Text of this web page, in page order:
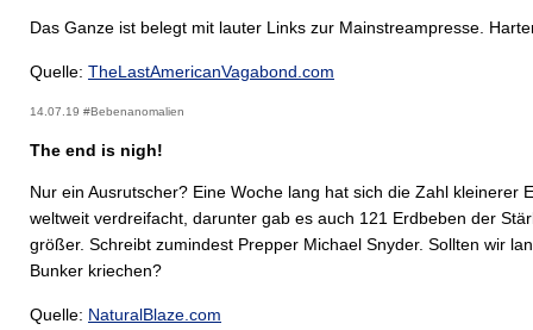
Das Ganze ist belegt mit lauter Links zur Mainstreampresse.
Quelle: TheLastAmericanVagabond.com
14.07.19 #Bebenanomalien
The end is nigh!
Nur ein Ausrutscher? Eine Woche lang hat sich die Zahl kleinerer
weltweit verdreifacht, darunter gab es auch 121 Erdbeben der
größer. Schreibt zumindest Prepper Michael Snyder. Sollten wir
Bunker kriechen?
Quelle: NaturalBlaze.com